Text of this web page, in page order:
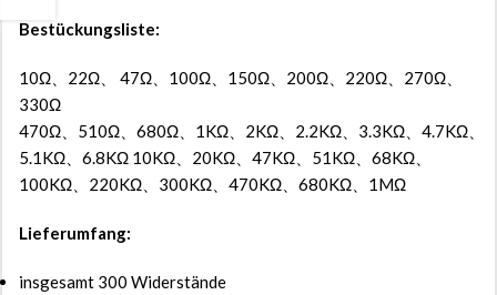
Bestückungsliste:
10Ω、22Ω、 47Ω、100Ω、150Ω、200Ω、220Ω、270Ω、
330Ω
470Ω、510Ω、680Ω、1KΩ、2KΩ、2.2KΩ、3.3KΩ、4.7KΩ、
5.1KΩ、6.8KΩ 10KΩ、20KΩ、47KΩ、51KΩ、68KΩ、
100KΩ、220KΩ、300KΩ、470KΩ、680KΩ、1MΩ
Lieferumfang:
insgesamt 300 Widerstände